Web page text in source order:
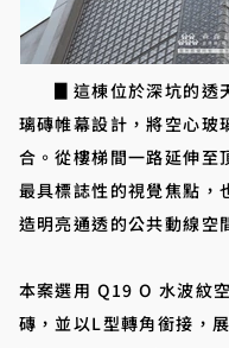
▊這棟位於深坑的透天
璃磚帷幕設計，將空心玻
合。從樓梯間一路延伸至
最具標誌性的視覺焦點，
造明亮通透的公共動線空
本案選用 Q19 O 水波紋
磚，並以L型轉角銜接，